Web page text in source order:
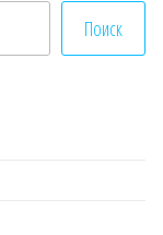
Поиск